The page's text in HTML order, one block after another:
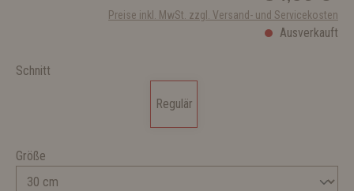
Preise inkl. MwSt. zzgl. Versand- und Servicekosten
Ausverkauft
Schnitt
Regulär
Größe